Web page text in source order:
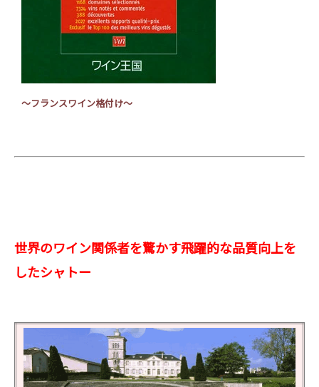
～フランスワイン格付け～
世界のワイン関係者を驚かす飛躍的な品質向上を
したシャトー